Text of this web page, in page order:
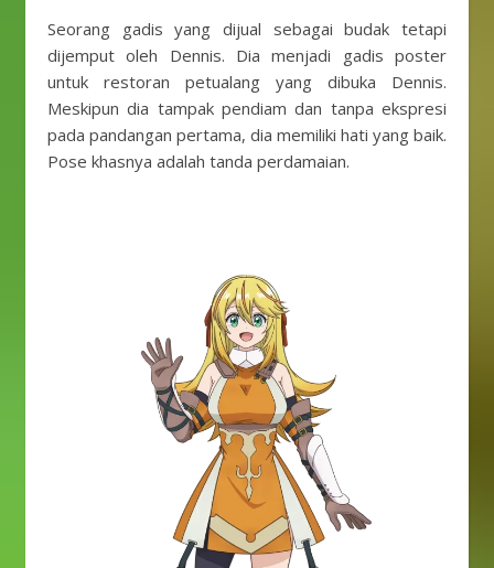
Seorang gadis yang dijual sebagai budak tetapi
dijemput oleh Dennis. Dia menjadi gadis poster
untuk restoran petualang yang dibuka Dennis.
Meskipun dia tampak pendiam dan tanpa ekspresi
pada pandangan pertama, dia memiliki hati yang baik.
Pose khasnya adalah tanda perdamaian.